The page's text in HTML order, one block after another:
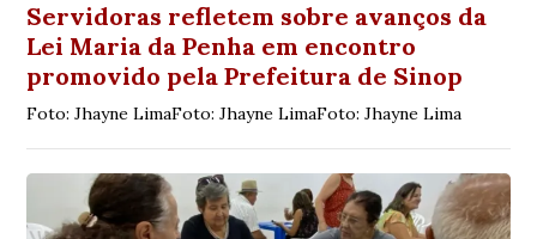
Servidoras refletem sobre avanços da
Lei Maria da Penha em encontro
promovido pela Prefeitura de Sinop
Foto: Jhayne LimaFoto: Jhayne LimaFoto: Jhayne Lima